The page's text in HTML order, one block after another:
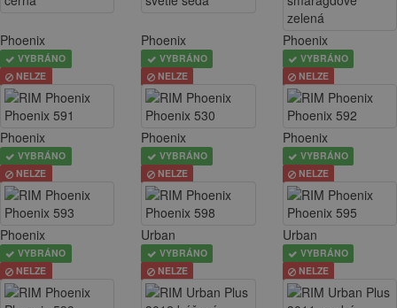
Phoenix
VYBRÁNO
NELZE
Phoenix
VYBRÁNO
NELZE
Phoenix
VYBRÁNO
NELZE
Phoenix
VYBRÁNO
NELZE
Phoenix
VYBRÁNO
NELZE
Phoenix
VYBRÁNO
NELZE
Phoenix
VYBRÁNO
NELZE
Urban
VYBRÁNO
NELZE
Urban
VYBRÁNO
NELZE